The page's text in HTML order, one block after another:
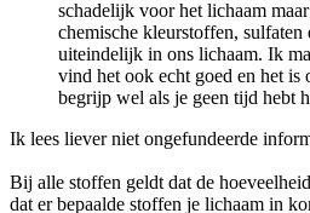
schadelijk voor het lichaam
chemische kleurstoffen, sulfaten
uiteindelijk in ons lichaam. Ik
vind het ook echt goed en het
begrijp wel als je geen tijd hebt
Ik lees liever niet ongefundeerde
Bij alle stoffen geldt dat de
dat er bepaalde stoffen je lichaam in